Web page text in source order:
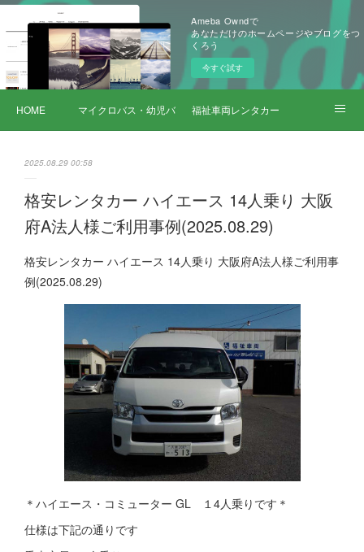
Ameba Owndで
あなただけのホームページやブログをつ
くろう
今すぐ試す
HOME マイクロバス・幼児バス レンタカー福祉車両レンタカー
2025.08.29 00:58
格安レンタカー ハイエース 14人乗り 大阪
府A法人様ご利用事例(2025.08.29)
格安レンタカー ハイエース 14人乗り 大阪府A法人様ご利用事
例(2025.08.29)
＊ハイエース・コミューター GL １4人乗りです＊
仕様は下記の通りです